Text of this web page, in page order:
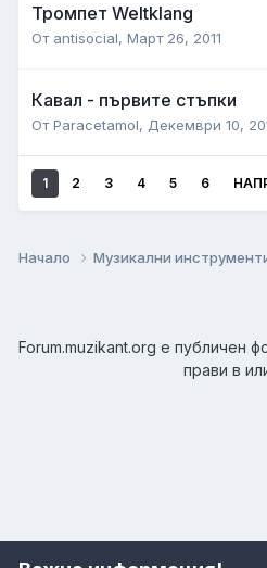
Тромпет Weltklang
От antisocial, Март 26, 2011
Кавал - първите стъпки
ОтParacetamol, Декември 10,
1 2 3 4 5 6
Начало Музикални
Forum.muzikant.org е публичен
прави в